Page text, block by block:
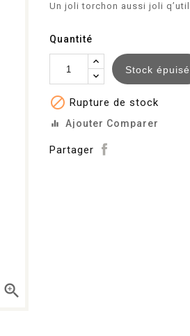

Un joli torchon aussi joli
Quantité
Stock épuisé
 Rupture de stock
equalizer Ajouter Comparer
Partager